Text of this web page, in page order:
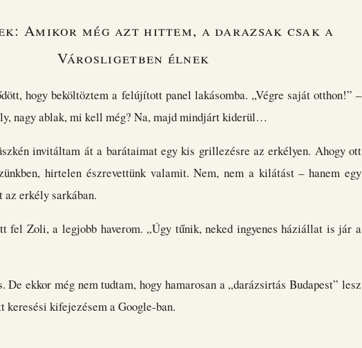
Amikor még azt hittem, a darazsak csak a
Városligetben élnek
hogy beköltöztem a felújított panel lakásomba. „Végre saját otthon!” –
nagy ablak, mi kell még? Na, majd mindjárt kiderül…
invitáltam át a barátaimat egy kis grillezésre az erkélyen. Ahogy ott
hirtelen észrevettünk valamit. Nem, nem a kilátást – hanem egy
az erkély sarkában.
fel Zoli, a legjobb haverom. „Úgy tűnik, neked ingyenes háziállat is jár a
De ekkor még nem tudtam, hogy hamarosan a „darázsirtás Budapest” lesz
keresési kifejezésem a Google-ban.